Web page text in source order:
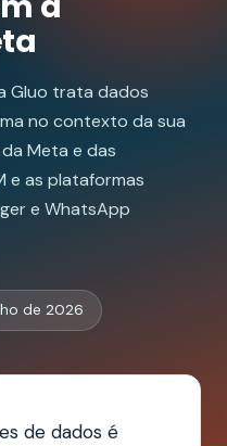
Gluo trata dados
no contexto da sua
Meta e das
e as plataformas
e WhatsApp
de 2026
de dados é